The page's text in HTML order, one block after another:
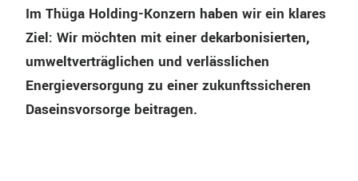
Im Thüga Holding-Konzern haben wir ein klares
Ziel: Wir möchten mit einer dekarbonisierten,
umweltverträglichen und verlässlichen
Energieversorgung zu einer zukunftssicheren
Daseinsvorsorge beitragen.